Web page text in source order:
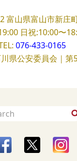
富山県富山市新庄
日祝:10:00〜
076-433-0165
県公安委員会｜